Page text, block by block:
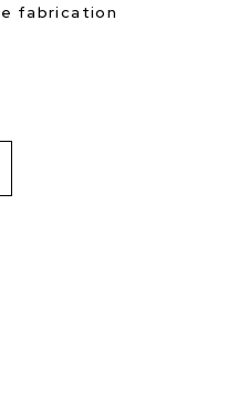
fabrication